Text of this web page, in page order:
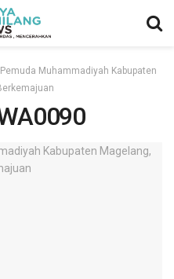
Muhammadiyah Kabupaten